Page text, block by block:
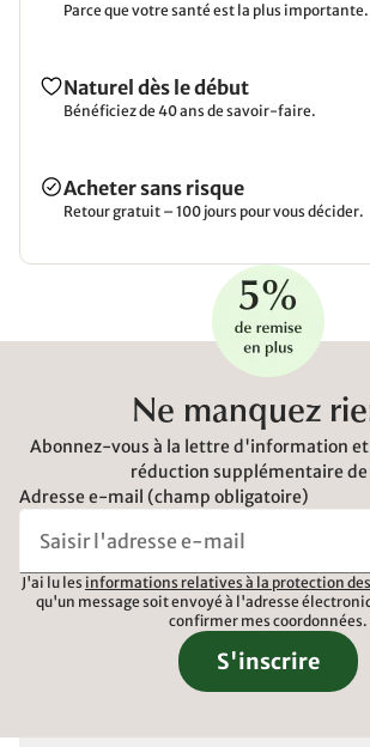
Parce que votre santé est la plus importante.
Naturel dès le début
Bénéficiez de 40 ans de savoir-faire.
Acheter sans risque
Retour gratuit – 100 jours pour vous décider.
Ne manquez
Abonnez-vous à la lettre d'information
réduction supplémentaire de
Adresse e-mail (champ obligatoire)
J'ai lu les informations relatives à la protection
qu'un message soit envoyé à l'adresse
confirmer mes coordonnées.
S'inscrire